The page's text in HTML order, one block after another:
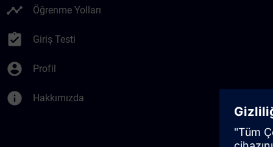
timeline Öğrenme Yolları
assignment_turned_in Giriş Testi
account_circle Profil
info Hakkımızda